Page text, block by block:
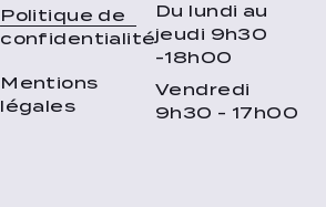
Politique de
confidentialité
Mentions
légales
Du lundi au
jeudi 9h30
-18h00
Vendredi
9h30 - 17h00